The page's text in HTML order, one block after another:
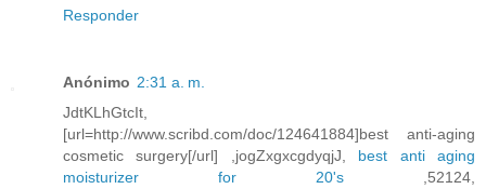
Responder
Anónimo 2:31 a. m.
JdtKLhGtcIt,
[url=http://www.scribd.com/doc/124641884]best anti-aging
cosmetic surgery[/url] ,jogZxgxcgdyqjJ, best anti aging
moisturizer for 20's ,52124,